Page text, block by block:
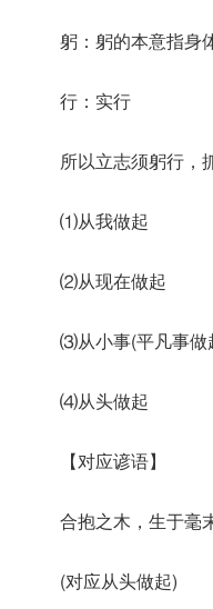
躬：躬的本意指身
行：实行
所以立志须躬行，
⑴从我做起
⑵从现在做起
⑶从小事(平凡事做
⑷从头做起
【对应谚语】
合抱之木，生于毫
(对应从头做起)